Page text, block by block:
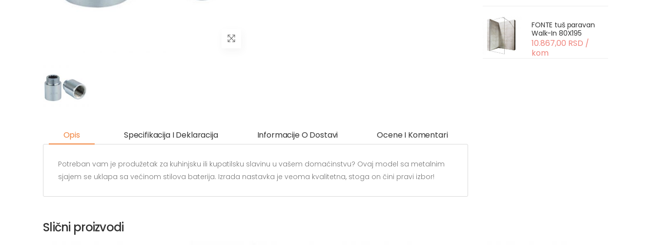
Opis Specifikacija I Deklaracija Informacije O Dostavi Ocene I Komentari
Potreban vam je produžetak za kuhinjsku ili kupatilsku slavinu u vašem domaćinstvu? Ovaj model sa metalnim
sjajem se uklapa sa većinom stilova baterija. Izrada nastavka je veoma kvalitetna, stoga on čini pravi izbor!
FONTE tuš paravan
Walk-In 80X195
10.867,00 RSD /
kom
Slični proizvodi